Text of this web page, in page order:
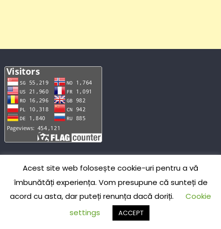
CN
139.264K IR 196 PT
104
179
SG
1.803K VN 171 JM
CO 164 GM
Acest site web folosește cookie-uri pentru a vă
îmbunătăți experiența. Vom presupune că sunteți de
acord cu asta, dar puteți renunța dacă doriți.
Cookie
settings
ACCEPT